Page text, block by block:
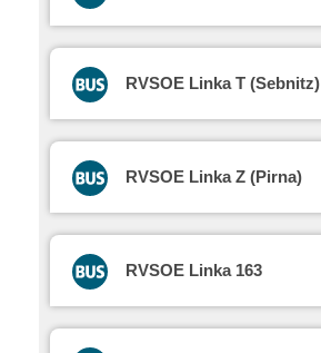
RVSOE Linka T (Sebnitz)
RVSOE Linka Z (Pirna)
RVSOE Linka 163